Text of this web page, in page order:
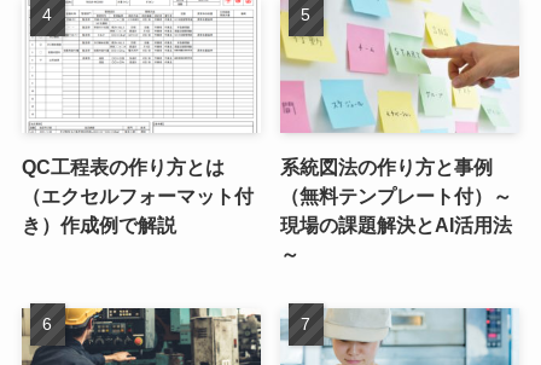
QC工程表の作り方とは
（エクセルフォーマット付
き）作成例で解説
系統図法の作り方と事例
（無料テンプレート付）～
現場の課題解決とAI活用法
～